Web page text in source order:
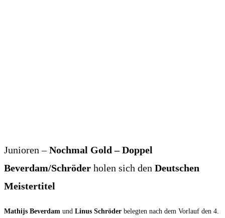
Junioren –Nochmal Gold – Doppel
Beverdam/Schröder holen sich den Deutschen
Meistertitel
Mathijs Beverdam und Linus Schröder belegten nach dem Vorlauf den 4.